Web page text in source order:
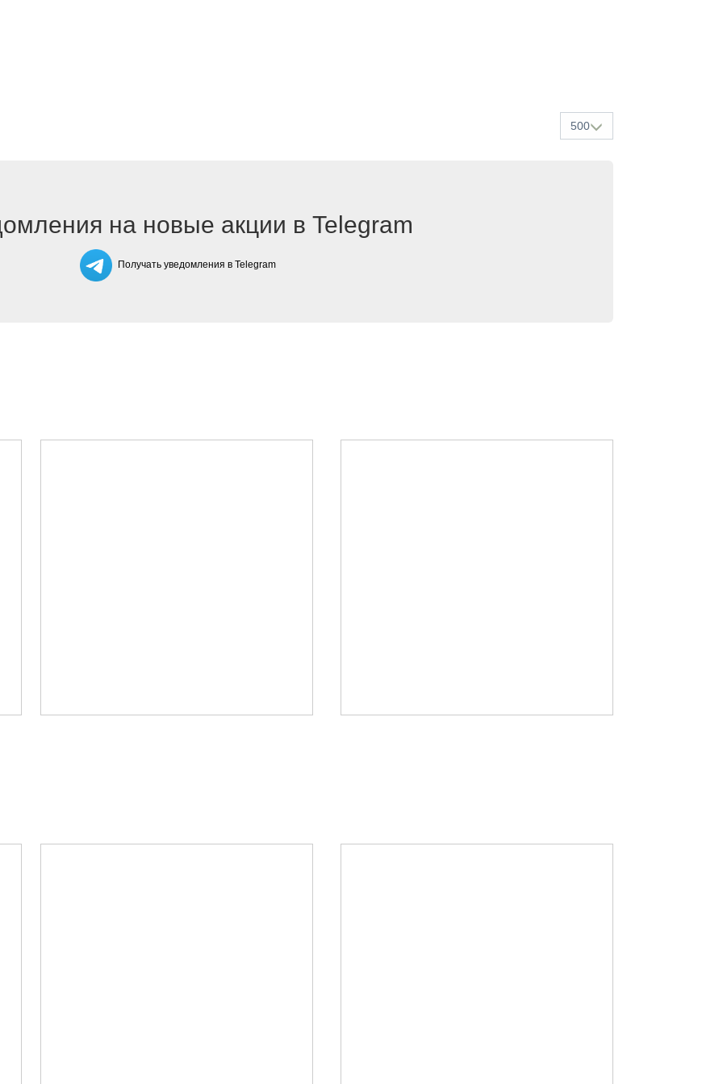
500
на новые акции в Telegram
Получать уведомления в Telegram